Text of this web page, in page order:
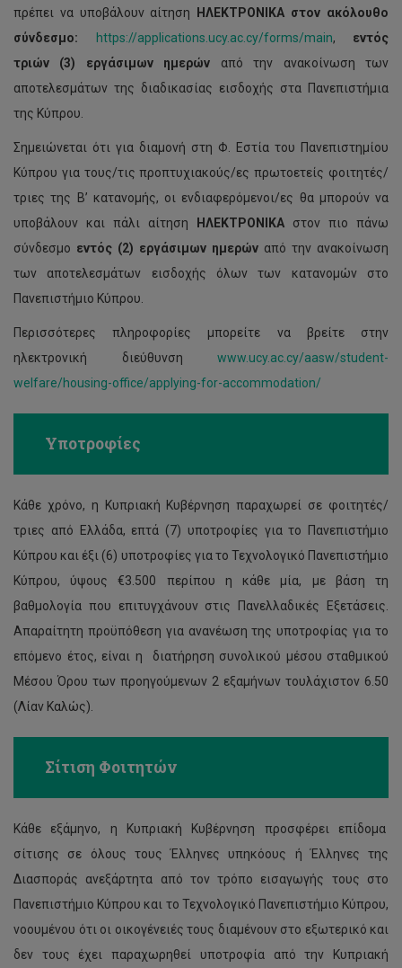
πρέπει να υποβάλουν αίτηση ΗΛΕΚΤΡΟΝΙΚΑ στον ακόλουθο
σύνδεσμο:
https://applications.ucy.ac.cy/forms/main, εντός
τριών (3) εργάσιμων ημερών από την ανακοίνωση των
αποτελεσμάτων της διαδικασίας εισδοχής στα Πανεπιστήμια
της Κύπρου.
Σημειώνεται ότι για διαμονή στη Φ. Εστία του Πανεπιστημίου
Κύπρου για τους/τις προπτυχιακούς/ες πρωτοετείς φοιτητές/
τριες της B’ κατανομής, οι ενδιαφερόμενοι/ες θα μπορούν να
υποβάλουν και πάλι αίτηση
ΗΛΕΚΤΡΟΝΙΚΑ στον πιο πάνω
σύνδεσμο εντός (2) εργάσιμων ημερών από την ανακοίνωση
των αποτελεσμάτων εισδοχής όλων των κατανομών στο
Πανεπιστήμιο Κύπρου.
Περισσότερες πληροφορίες μπορείτε να βρείτε στην
ηλεκτρονική διεύθυνση www.ucy.ac.cy/aasw/student-
welfare/housing-office/applying-for-accommodation/
Υποτροφίες
Κάθε χρόνο, η Κυπριακή Κυβέρνηση παραχωρεί σε φοιτητές/
τριες από Ελλάδα, επτά (7) υποτροφίες για το Πανεπιστήμιο
Κύπρου και έξι (6) υποτροφίες για το Τεχνολογικό Πανεπιστήμιο
Κύπρου, ύψους €3.500 περίπου η κάθε µία, µε βάση τη
βαθμολογία που επιτυγχάνουν στις Πανελλαδικές Εξετάσεις.
Απαραίτητη προϋπόθεση για ανανέωση της υποτροφίας για το
επόμενο έτος, είναι η διατήρηση συνολικού μέσου σταθμικού
Μέσου Όρου των προηγούμενων 2 εξαμήνων τουλάχιστον 6.50
(Λίαν Καλώς).
Σίτιση Φοιτητών
Κάθε εξάμηνο, η Κυπριακή Κυβέρνηση προσφέρει επίδομα
σίτισης σε όλους τους Έλληνες υπηκόους ή Έλληνες της
Διασποράς ανεξάρτητα από τον τρόπο εισαγωγής τους στο
Πανεπιστήμιο Κύπρου και το Τεχνολογικό Πανεπιστήμιο Κύπρου,
νοουμένου ότι οι οικογένειές τους διαμένουν στο εξωτερικό και
δεν τους έχει παραχωρηθεί υποτροφία από την Κυπριακή